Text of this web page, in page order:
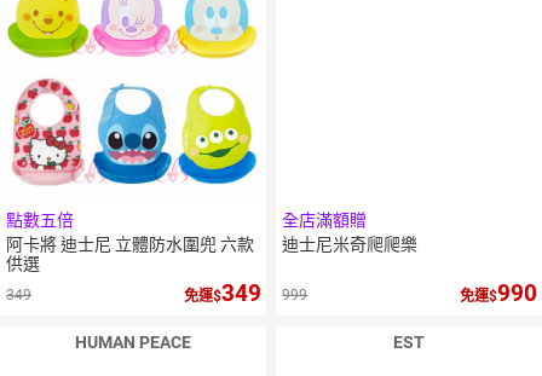
點數五倍
阿卡將 迪士尼 立體防水圍兜 六款
供選
349 免運 349
全店滿額贈
迪士尼米奇爬爬樂
999 免運 990
HUMAN PEACE EST